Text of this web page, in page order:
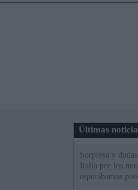
Últimas
Sorpresa y
Italia por los
esperábamos